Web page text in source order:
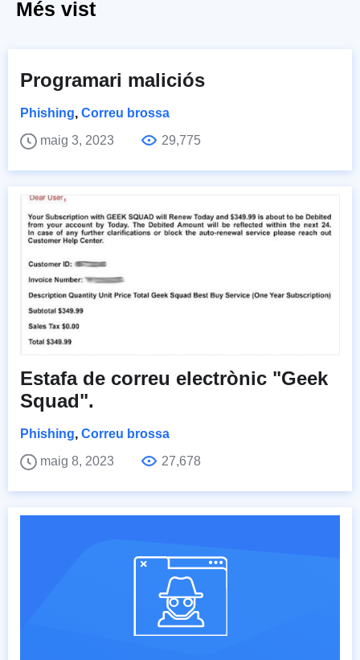
Més vist
Programari maliciós
Phishing, Correu brossa
maig 3, 2023
29,775
Estafa de correu electrònic "Geek
Squad".
Phishing, Correu brossa
maig 8, 2023
27,678